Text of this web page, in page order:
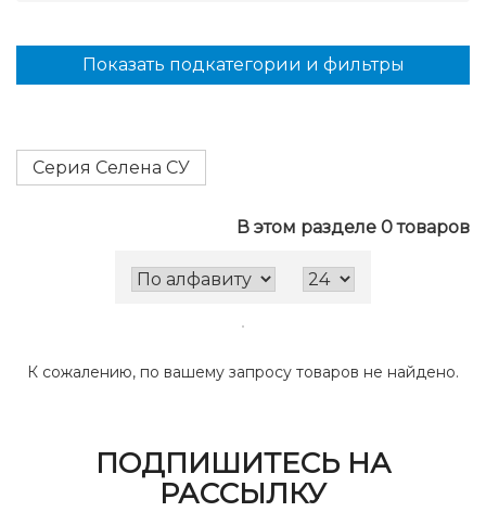
Серия Селена СУ
В этом разделе 0 товаров
К сожалению, по вашему запросу товаров не найдено.
Показать подкатегории и фильтры
ПОДПИШИТЕСЬ НА
РАССЫЛКУ